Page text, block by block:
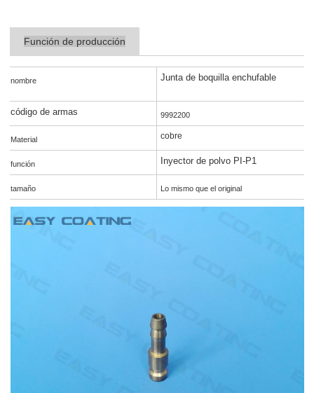
Función de producción
nombre Junta de boquilla enchufable
código de armas 9992200
Material cobre
función Inyector de polvo PI-P1
tamaño Lo mismo que el original